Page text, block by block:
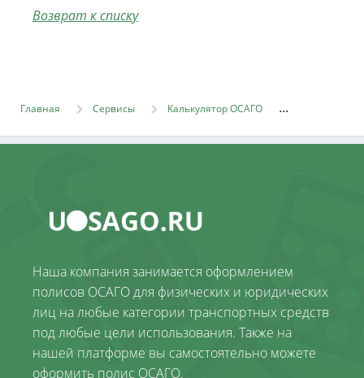
Возврат к списку
Главная Сервисы Калькулятор ОСАГО
Наша компания занимается оформлением
полисов ОСАГО для физических и юридических
лиц на любые категории транспортных средств
под любые цели использования. Также на
нашей платформе вы самостоятельно можете
оформить полис ОСАГО.